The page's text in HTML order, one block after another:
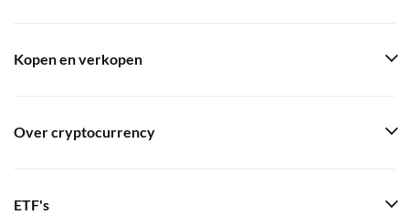
Kopen en verkopen
Over cryptocurrency
ETF's